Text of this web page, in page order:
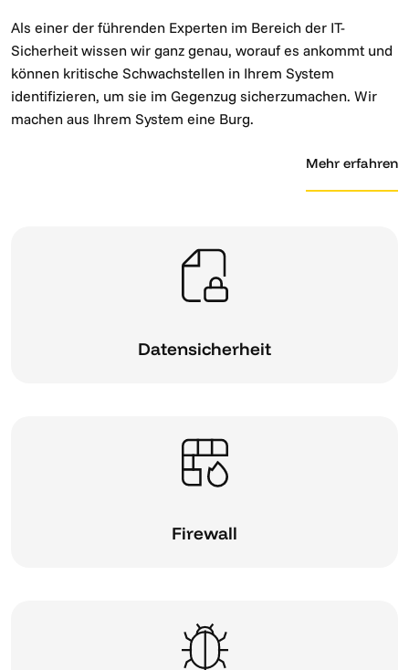
Als einer der führenden Experten im Bereich der IT-
Sicherheit wissen wir ganz genau, worauf es ankommt und
können kritische Schwachstellen in Ihrem System
identifizieren, um sie im Gegenzug sicherzumachen. Wir
machen aus Ihrem System eine Burg.
Mehr erfahren
Datensicherheit
Firewall